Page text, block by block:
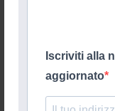
Iscriviti alla
aggiornato